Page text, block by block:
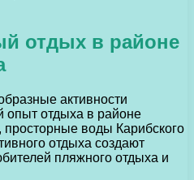
отдых в районе
активности
опыт отдыха в районе
воды Карибского
отдыха создают
пляжного отдыха и